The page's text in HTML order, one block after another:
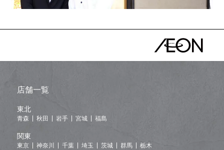
店舗一覧
東北
青森 秋田 岩手 宮城 福島
関東
東京 神奈川 千葉 埼玉 茨城 群馬 栃木